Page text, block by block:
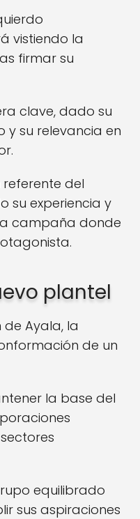
vistiendo la
firmar su
clave, dado su
su relevancia en
referente del
su experiencia y
campaña donde
plantel
Ayala, la
de un
la base del
equilibrado
sus aspiraciones